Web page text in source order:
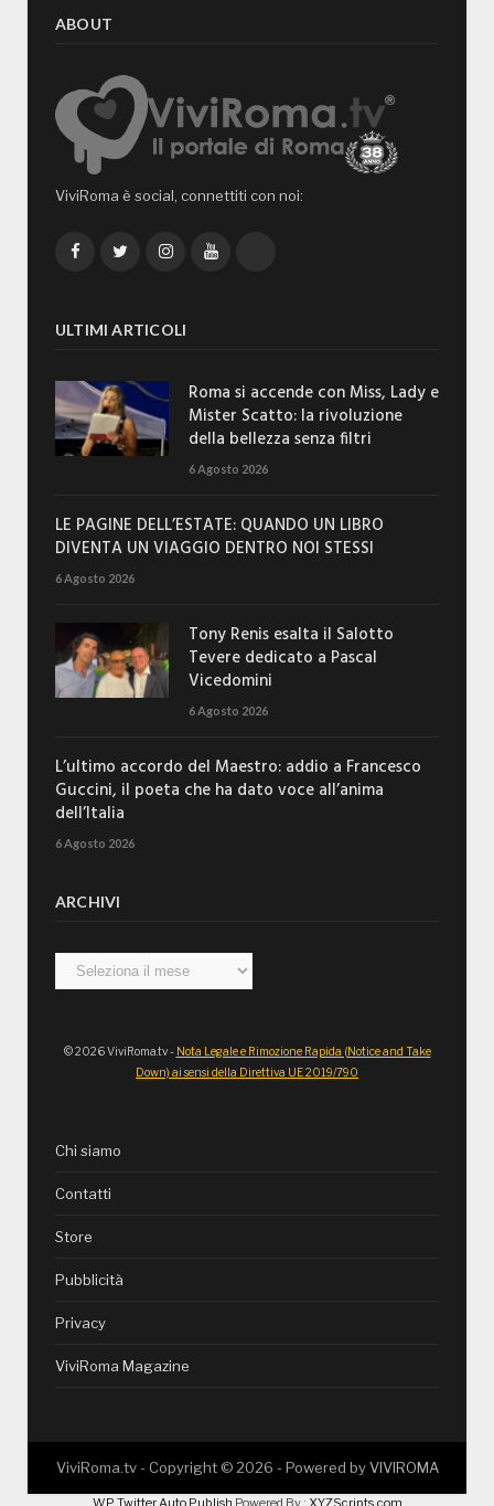
ABOUT
ViviRoma è social, connettiti con noi:
FacebookTwitterInstagramYouTube
ULTIMI ARTICOLI
Roma si accende con Miss, Lady e
Mister Scatto: la rivoluzione
della bellezza senza filtri
6 Agosto 2026
LE PAGINE DELL’ESTATE: QUANDO UN LIBRO
DIVENTA UN VIAGGIO DENTRO NOI STESSI
6 Agosto 2026
Tony Renis esalta il Salotto
Tevere dedicato a Pascal
Vicedomini
6 Agosto 2026
L’ultimo accordo del Maestro: addio a Francesco
Guccini, il poeta che ha dato voce all’anima
dell’Italia
6 Agosto 2026
ARCHIVI
Archivi
© 2026 ViviRoma.tv - Nota Legale e Rimozione Rapida (Notice and Take
Down) ai sensi della Direttiva UE 2019/790
Chi siamo
Contatti
Store
Pubblicità
Privacy
ViviRoma Magazine
ViviRoma.tv - Copyright © 2026 - Powered byVIVIROMA
WP Twitter Auto Publish Powered By : XYZScripts.com